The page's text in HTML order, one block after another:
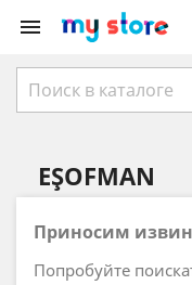

EŞOFMAN
Приносим
Попробуйте